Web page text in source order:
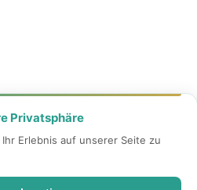
Privatsphäre
Erlebnis auf unserer Seite zu